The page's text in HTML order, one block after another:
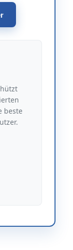
beste